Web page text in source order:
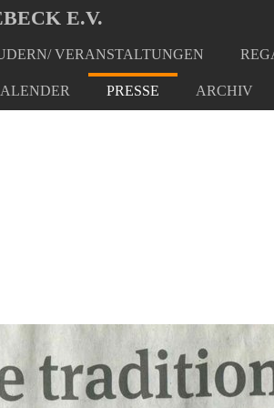
E.V.
VERANSTALTUNGEN
PRESSE ARCHIV